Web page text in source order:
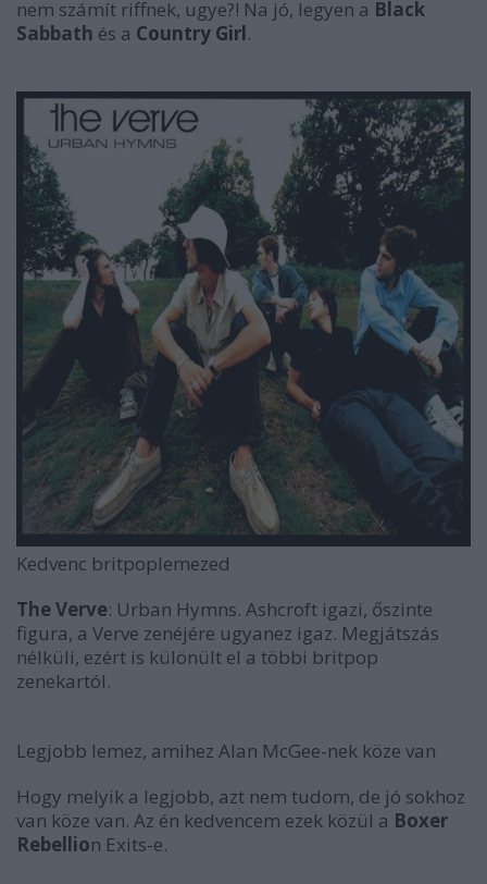
nem számít riffnek, ugye?! Na jó, legyen a Black
Sabbath és a Country Girl.
Kedvenc britpoplemezed
The Verve: Urban Hymns. Ashcroft igazi, őszinte
figura, a Verve zenéjére ugyanez igaz. Megjátszás
nélküli, ezért is különült el a többi britpop
zenekartól.
Legjobb lemez, amihez Alan McGee-nek köze van
Hogy melyik a legjobb, azt nem tudom, de jó sokhoz
van köze van. Az én kedvencem ezek közül a Boxer
Rebellion Exits-e.